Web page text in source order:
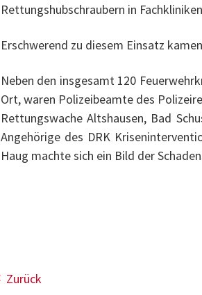
Rettungshubschraubern in
Erschwerend zu diesem Einsatz
Neben den insgesamt 120
Ort, waren Polizeibeamte des
Rettungswache Altshausen, Bad
Angehörige des DRK
Haug machte sich ein Bild der
Zurück